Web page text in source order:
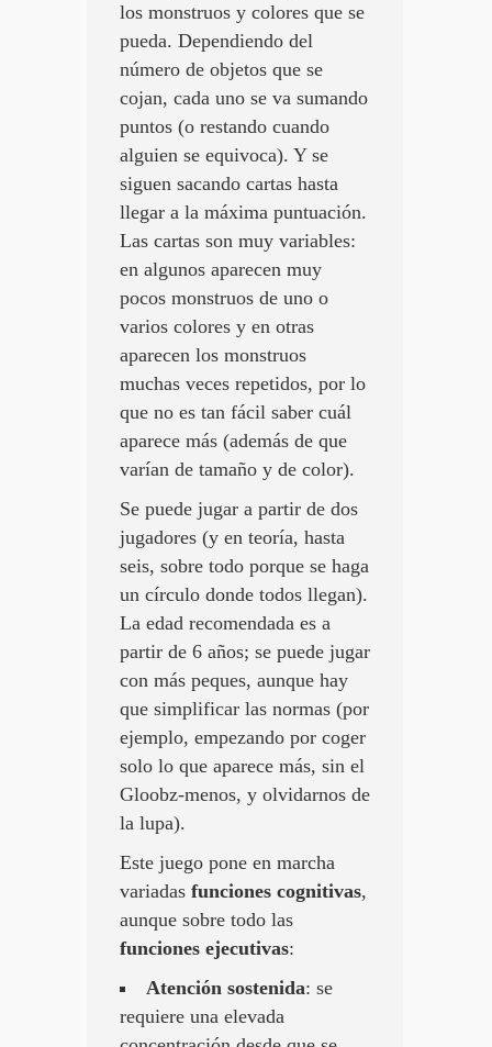
los monstruos y colores que se
pueda. Dependiendo del
número de objetos que se
cojan, cada uno se va sumando
puntos (o restando cuando
alguien se equivoca). Y se
siguen sacando cartas hasta
llegar a la máxima puntuación.
Las cartas son muy variables:
en algunos aparecen muy
pocos monstruos de uno o
varios colores y en otras
aparecen los monstruos
muchas veces repetidos, por lo
que no es tan fácil saber cuál
aparece más (además de que
varían de tamaño y de color).
Se puede jugar a partir de dos
jugadores (y en teoría, hasta
seis, sobre todo porque se haga
un círculo donde todos llegan).
La edad recomendada es a
partir de 6 años; se puede jugar
con más peques, aunque hay
que simplificar las normas (por
ejemplo, empezando por coger
solo lo que aparece más, sin el
Gloobz-menos, y olvidarnos de
la lupa).
Este juego pone en marcha
variadas funciones cognitivas,
aunque sobre todo las
funciones ejecutivas:
Atención sostenida: se
requiere una elevada